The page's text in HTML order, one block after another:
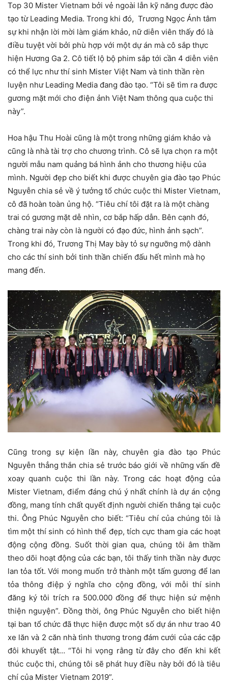
Top 30 Mister Vietnam bởi vẻ ngoài lẫn kỹ năng được đào
tạo từ Leading Media. Trong khi đó, Trương Ngọc Ánh tâm
sự khi nhận lời mời làm giám khảo, nữ diễn viên thấy đó là
điều tuyệt vời bởi phù hợp với một dự án mà cô sắp thực
hiện Hương Ga 2. Cô tiết lộ bộ phim sắp tới cần 4 diễn viên
có thể lực như thí sinh Mister Việt Nam và tinh thần rèn
luyện như Leading Media đang đào tạo. “Tôi sẽ tìm ra được
gương mặt mới cho điện ảnh Việt Nam thông qua cuộc thi
này”.
Hoa hậu Thu Hoài cũng là một trong những giám khảo và
cũng là nhà tài trợ cho chương trình. Cô sẽ lựa chọn ra một
người mẫu nam quảng bá hình ảnh cho thương hiệu của
mình. Người đẹp cho biết khi được chuyên gia đào tạo Phúc
Nguyễn chia sẻ về ý tưởng tổ chức cuộc thi Mister Vietnam,
cô đã hoàn toàn ủng hộ. “Tiêu chí tôi đặt ra là một chàng
trai có gương mặt dễ nhìn, cơ bắp hấp dẫn. Bên cạnh đó,
chàng trai này còn là người có đạo đức, hình ảnh sạch”.
Trong khi đó, Trương Thị May bày tỏ sự ngưỡng mộ dành
cho các thí sinh bởi tinh thần chiến đấu hết mình mà họ
mang đến.
Cũng trong sự kiện lần này, chuyên gia đào tạo Phúc
Nguyễn thẳng thắn chia sẻ trước báo giới về những vấn đề
xoay quanh cuộc thi lần này. Trong các hoạt động của
Mister Vietnam, điểm đáng chú ý nhất chính là dự án cộng
đồng, mang tính chất quyết định người chiến thắng tại cuộc
thi. Ông Phúc Nguyễn cho biết: “Tiêu chí của chúng tôi là
tìm một thí sinh có hình thể đẹp, tích cực tham gia các hoạt
động cộng đồng. Suốt thời gian qua, chúng tôi âm thầm
theo dõi hoạt động của các bạn, tôi thấy tinh thần này được
lan tỏa tốt. Với mong muốn trở thành một tấm gương để lan
tỏa thông điệp ý nghĩa cho cộng đồng, với mỗi thí sinh
đăng ký tôi trích ra 500.000 đồng để thực hiện sứ mệnh
thiện nguyện”. Đồng thời, ông Phúc Nguyễn cho biết hiện
tại ban tổ chức đã thực hiện được một số dự án như trao 40
xe lăn và 2 căn nhà tình thương trong đám cưới của các cặp
đôi khuyết tật… “Tôi hi vọng rằng từ đây cho đến khi kết
thúc cuộc thi, chúng tôi sẽ phát huy điều này bởi đó là tiêu
chí của Mister Vietnam 2019”.